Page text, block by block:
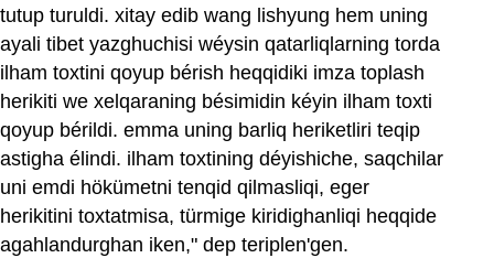
tutup turuldi. xitay edib wang lishyung hem uning
ayali tibet yazghuchisi wéysin qatarliqlarning torda
ilham toxtini qoyup bérish heqqidiki imza toplash
herikiti we xelqaraning bésimidin kéyin ilham toxti
qoyup bérildi. emma uning barliq heriketliri teqip
astigha élindi. ilham toxtining déyishiche, saqchilar
uni emdi hökümetni tenqid qilmasliqi, eger
herikitini toxtatmisa, türmige kiridighanliqi heqqide
agahlandurghan iken," dep teriplen'gen.